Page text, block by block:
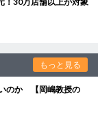
もっと見る
のか 【岡嶋教授の